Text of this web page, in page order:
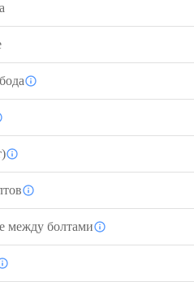
между болтами